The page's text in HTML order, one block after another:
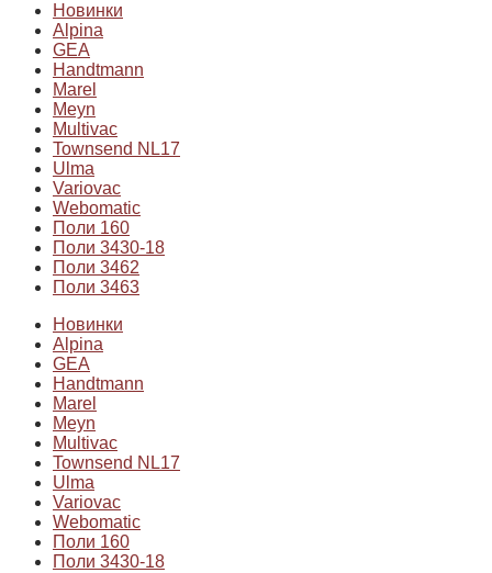
Новинки
Alpina
GEA
Handtmann
Marel
Meyn
Multivac
Townsend NL17
Ulma
Variovac
Webomatic
Поли 160
Поли 3430-18
Поли 3462
Поли 3463
Новинки
Alpina
GEA
Handtmann
Marel
Meyn
Multivac
Townsend NL17
Ulma
Variovac
Webomatic
Поли 160
Поли 3430-18